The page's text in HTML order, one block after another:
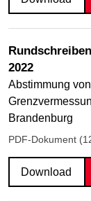
2022
Abstimmung
Brandenburg
PDF-Dokument
Download